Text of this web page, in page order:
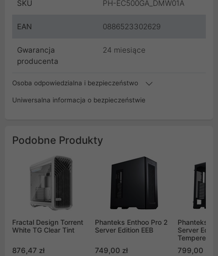
SKU PH-EC500GA_DMW01A
EAN 0886523302629
Gwarancja
producenta
24 miesiące
Osoba odpowiedzialna i bezpieczeństwo
Uniwersalna informacja o bezpieczeństwie
Podobne Produkty
Fractal Design Torrent
White TG Clear Tint
876,47 zł
Phanteks Enthoo Pro 2
Server Edition EEB
749,00 zł
Phanteks
Server
Tempered
799,00 zł